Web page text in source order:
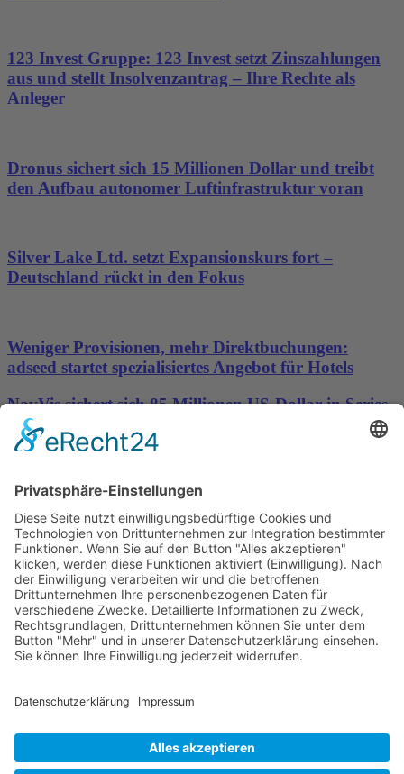
123 Invest Gruppe: 123 Invest setzt Zinszahlungen
aus und stellt Insolvenzantrag – Ihre Rechte als
Anleger
Dronus sichert sich 15 Millionen Dollar und treibt
den Aufbau autonomer Luftinfrastruktur voran
Silver Lake Ltd. setzt Expansionskurs fort –
Deutschland rückt in den Fokus
Weniger Provisionen, mehr Direktbuchungen:
adseed startet spezialisiertes Angebot für Hotels
NavVis sichert sich 85 Millionen US-Dollar in Series-
D-Finanzierungsrunde, um die Datengrundlage für
physische KI bereitzustellen
Impressum
Datenschutz
Kooperation
Werbung
Presse- und Öffentlichkeitsarbeit
Aktuelles
Themenwelt
Zertifikat